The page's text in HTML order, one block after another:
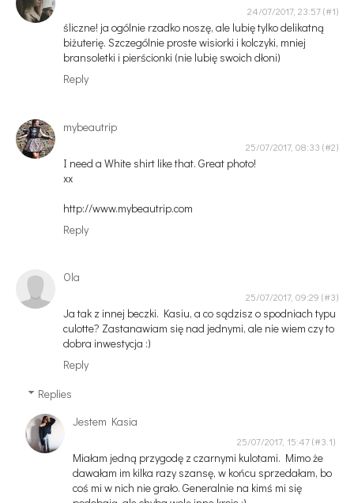
24/07/2017, 23:57
śliczne! ja ogólnie rzadko noszę, ale lubię tylko delikatną
biżuterię. Szczególnie proste wisiorki i kolczyki, mniej
bransoletki i pierścionki (nie lubię swoich dłoni)
Reply
mybeautrip
25/07/2017, 08:33
I need a White shirt like that. Great photo!
xx
http://www.mybeautrip.com
Reply
Ola
25/07/2017, 09:29
Ja tak z innej beczki. Kasiu, a co sądzisz o spodniach typu
culotte? Zastanawiam się nad jednymi, ale nie wiem czy to
dobra inwestycja :)
Reply
Replies
Jestem Kasia
25/07/2017, 15:47
Miałam jedną przygodę z czarnymi kulotami. Mimo że
dawałam im kilka razy szansę, w końcu sprzedałam, bo
coś mi w nich nie grało. Generalnie na kimś mi się